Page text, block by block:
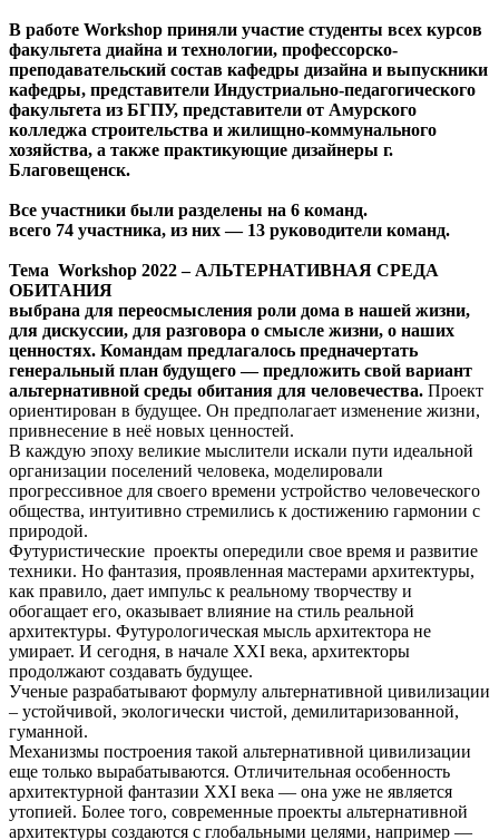
В работе Workshop приняли участие студенты всех курсов
факультета диайна и технологии, профессорско-
преподавательский состав кафедры дизайна и выпускники
кафедры, представители Индустриально-педагогического
факультета из БГПУ, представители от Амурского
колледжа строительства и жилищно-коммунального
хозяйства, а также практикующие дизайнеры г.
Благовещенск.
Все участники были разделены на 6 команд.
всего 74 участника, из них — 13 руководители команд.
Тема Workshop 2022 – АЛЬТЕРНАТИВНАЯ СРЕДА
ОБИТАНИЯ
выбрана для переосмысления роли дома в нашей жизни,
для дискуссии, для разговора о смысле жизни, о наших
ценностях. Командам предлагалось предначертать
генеральный план будущего — предложить свой вариант
альтернативной среды обитания для человечества. Проект
ориентирован в будущее. Он предполагает изменение жизни,
привнесение в неё новых ценностей.
В каждую эпоху великие мыслители искали пути идеальной
организации поселений человека, моделировали
прогрессивное для своего времени устройство человеческого
общества, интуитивно стремились к достижению гармонии с
природой.
Футуристические проекты опередили свое время и развитие
техники. Но фантазия, проявленная мастерами архитектуры,
как правило, дает импульс к реальному творчеству и
обогащает его, оказывает влияние на стиль реальной
архитектуры. Футурологическая мысль архитектора не
умирает. И сегодня, в начале XXI века, архитекторы
продолжают создавать будущее.
Ученые разрабатывают формулу альтернативной цивилизации
– устойчивой, экологически чистой, демилитаризованной,
гуманной.
Механизмы построения такой альтернативной цивилизации
еще только вырабатываются. Отличительная особенность
архитектурной фантазии XXI века — она уже не является
утопией. Более того, современные проекты альтернативной
архитектуры создаются с глобальными целями, например —